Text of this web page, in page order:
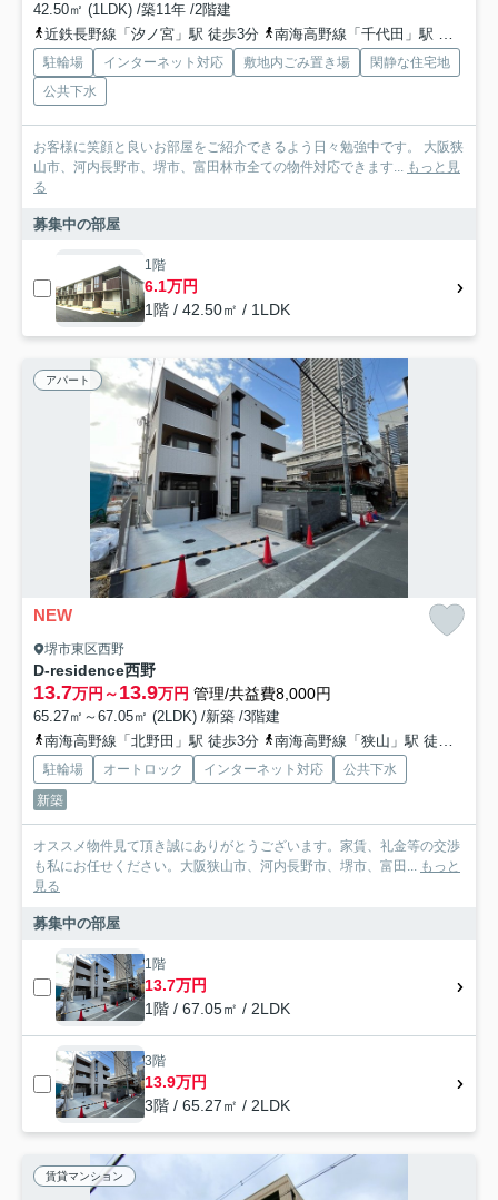
42.50㎡ (1LDK) /築11年 /2階建
近鉄長野線「汐ノ宮」駅 徒歩3分
南海高野線「千代田」駅 徒歩15分
駐輪場 インターネット対応 敷地内ごみ置き場
閑静な住宅地
公共下水
お客様に笑顔と良いお部屋をご紹介できるよう日々勉強中です。 大阪狭
山市、河内長野市、堺市、富田林市全ての物件対応できます... もっと見
る
募集中の部屋
1階
6.1万円
1階 / 42.50㎡ / 1LDK
アパート
NEW
堺市東区西野
D-residence西野
13.7万円～13.9万円 管理/共益費8,000円
65.27㎡～67.05㎡ (2LDK) /新築 /3階建
南海高野線「北野田」駅 徒歩3分
南海高野線「狭山」駅 徒歩15分
駐輪場 オートロック インターネット対応
公共下水
新築
オススメ物件見て頂き誠にありがとうございます。家賃、礼金等の交渉
も私にお任せください。大阪狭山市、河内長野市、堺市、富田... もっと
見る
募集中の部屋
1階
13.7万円
1階 / 67.05㎡ / 2LDK
3階
13.9万円
3階 / 65.27㎡ / 2LDK
賃貸マンション